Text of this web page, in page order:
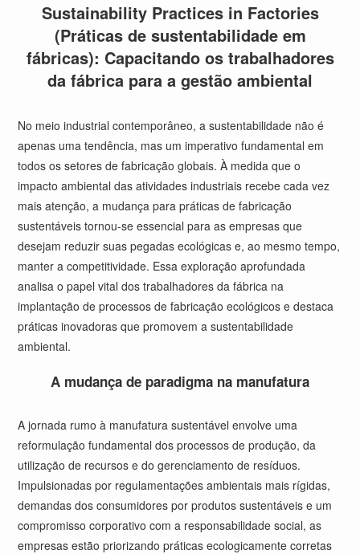
Sustainability Practices in Factories
(Práticas de sustentabilidade em
fábricas): Capacitando os trabalhadores
da fábrica para a gestão ambiental
No meio industrial contemporâneo, a sustentabilidade não é
apenas uma tendência, mas um imperativo fundamental em
todos os setores de fabricação globais. À medida que o
impacto ambiental das atividades industriais recebe cada vez
mais atenção, a mudança para práticas de fabricação
sustentáveis tornou-se essencial para as empresas que
desejam reduzir suas pegadas ecológicas e, ao mesmo tempo,
manter a competitividade. Essa exploração aprofundada
analisa o papel vital dos trabalhadores da fábrica na
implantação de processos de fabricação ecológicos e destaca
práticas inovadoras que promovem a sustentabilidade
ambiental.
A mudança de paradigma na manufatura
A jornada rumo à manufatura sustentável envolve uma
reformulação fundamental dos processos de produção, da
utilização de recursos e do gerenciamento de resíduos.
Impulsionadas por regulamentações ambientais mais rígidas,
demandas dos consumidores por produtos sustentáveis e um
compromisso corporativo com a responsabilidade social, as
empresas estão priorizando práticas ecologicamente corretas